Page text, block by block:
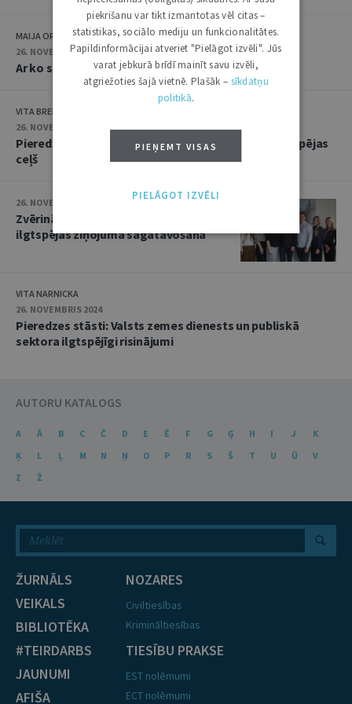
MAIJA ORBIDĀNE
26. NOVEMBRIS 2024
Ar ko sākt ilgtspējas jomā: ieteikumi uzņēmumiem
VITA BREIDAKA
26. NOVEMBRIS 2024
Pieredzes stāsti: “Reitan Convenience Latvia” ilgtspējas
ceļš
26. NOVEMBRIS 2024
Zvērinātu advokātu biroja pieredze
ilgtspējas ziņojuma sagatavošanā
VITA NARNICKA
26. NOVEMBRIS 2024
Pieredzes stāsti: Valsts zemes dienests un publiskā
sektora ilgtspējīgi risinājumi
AUTORU KATALOGS
A Ā B C Č D E Ē F G Ģ H I J
K
Ķ
L Ļ M N Ņ O P R S Š T U Ū
V
Z
Ž
ŽURNĀLS
VEIKALS
BIBLIOTĒKA
#TEIRDARBS
JAUNUMI
AFIŠA
NOZARES
Civiltiesības
Krimināltiesības
TIESĪBU PRAKSE
EST nolēmumi
ECT nolēmumi
piekrišanu var tikt izmantotas vēl citas –
statistikas, sociālo mediju un funkcionalitātes.
Papildinformācijai atveriet "Pielāgot izvēli". Jūs
varat jebkurā brīdī mainīt savu izvēli,
atgriežoties šajā vietnē. Plašāk – sīkdatņu
politikā.
PIEŅEMT VISAS
PIELĀGOT IZVĒLI